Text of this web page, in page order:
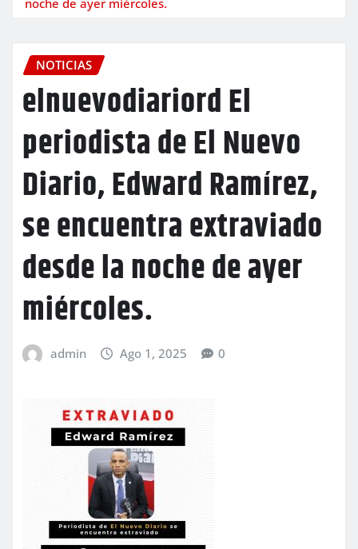
NOTICIAS
elnuevodiariord El
periodista de El Nuevo
Diario, Edward Ramírez,
se encuentra extraviado
desde la noche de ayer
miércoles.
admin Ago 1, 2025 0